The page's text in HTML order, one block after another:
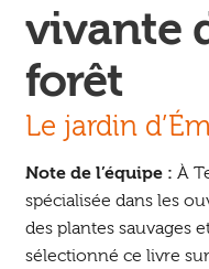
vivante
forêt
Le jardin
Note de l’équipe : À
spécialisée dans les
des plantes sauvages
sélectionné ce livre